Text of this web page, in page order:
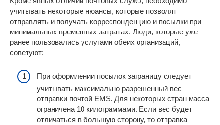
учитывать некоторые нюансы, которые позволят
отправлять и получать корреспонденцию и посылки при
минимальных временных затратах. Люди, которые уже
ранее пользовались услугами обеих организаций,
советуют:
При оформлении посылок заграницу следует
учитывать максимально разрешенный вес
отправки почтой EMS. Для некоторых стран масса
ограничена 10 килограммами. Если вес будет
отличаться в большую сторону, то отправка